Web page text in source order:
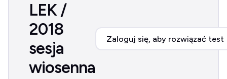
LEK /
2018
sesja
wiosenna
Zaloguj się, aby rozwiązać test